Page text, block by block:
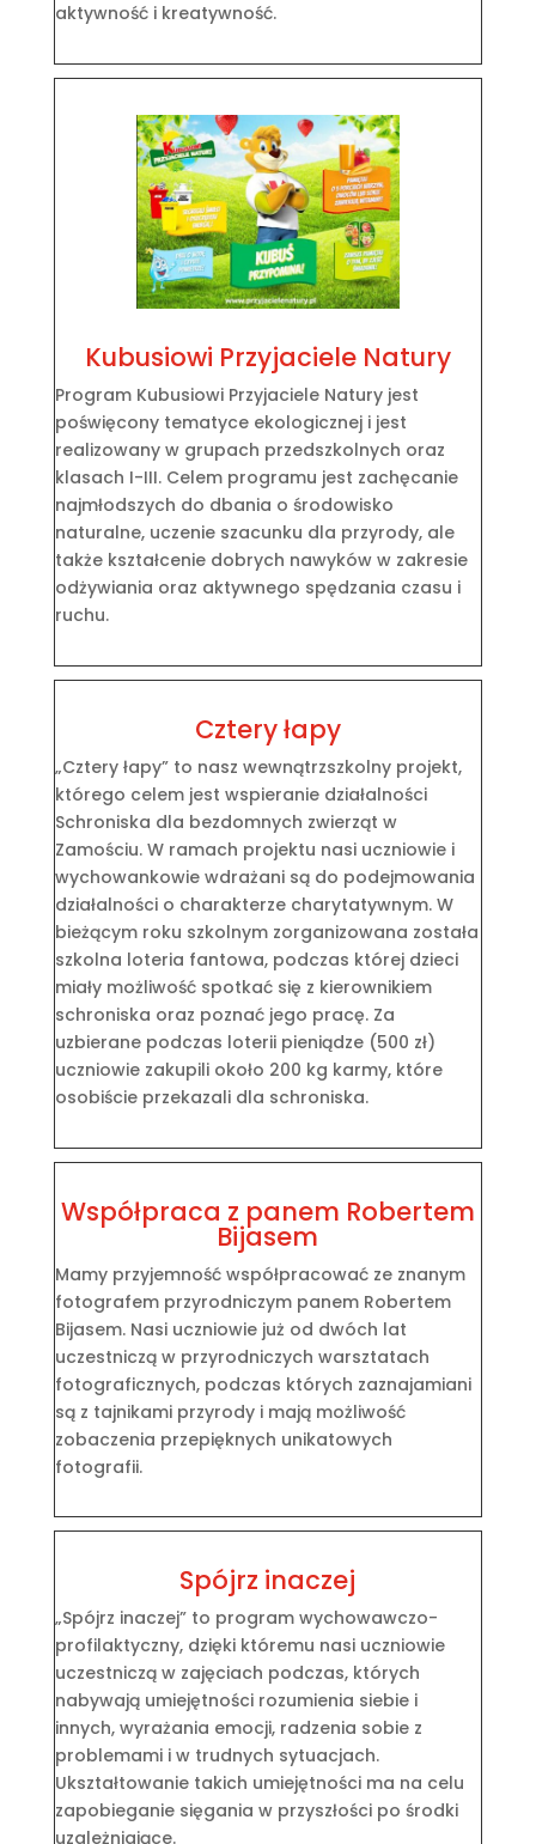
aktywność i kreatywność.
Kubusiowi Przyjaciele Natury
Program Kubusiowi Przyjaciele Natury jest
poświęcony tematyce ekologicznej i jest
realizowany w grupach przedszkolnych oraz
klasach I-III. Celem programu jest zachęcanie
najmłodszych do dbania o środowisko
naturalne, uczenie szacunku dla przyrody, ale
także kształcenie dobrych nawyków w zakresie
odżywiania oraz aktywnego spędzania czasu i
ruchu.
Cztery łapy
„Cztery łapy” to nasz wewnątrzszkolny projekt,
którego celem jest wspieranie działalności
Schroniska dla bezdomnych zwierząt w
Zamościu. W ramach projektu nasi uczniowie i
wychowankowie wdrażani są do podejmowania
działalności o charakterze charytatywnym. W
bieżącym roku szkolnym zorganizowana została
szkolna loteria fantowa, podczas której dzieci
miały możliwość spotkać się z kierownikiem
schroniska oraz poznać jego pracę. Za
uzbierane podczas loterii pieniądze (500 zł)
uczniowie zakupili około 200 kg karmy, które
osobiście przekazali dla schroniska.
Współpraca z panem Robertem
Bijasem
Mamy przyjemność współpracować ze znanym
fotografem przyrodniczym panem Robertem
Bijasem. Nasi uczniowie już od dwóch lat
uczestniczą w przyrodniczych warsztatach
fotograficznych, podczas których zaznajamiani
są z tajnikami przyrody i mają możliwość
zobaczenia przepięknych unikatowych
fotografii.
Spójrz inaczej
„Spójrz inaczej” to program wychowawczo-
profilaktyczny, dzięki któremu nasi uczniowie
uczestniczą w zajęciach podczas, których
nabywają umiejętności rozumienia siebie i
innych, wyrażania emocji, radzenia sobie z
problemami i w trudnych sytuacjach.
Ukształtowanie takich umiejętności ma na celu
zapobieganie sięgania w przyszłości po środki
uzależniające.